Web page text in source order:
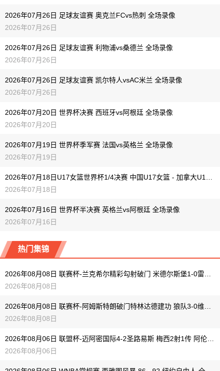
2026年07月26日 足球友谊赛 奥克兰FCvs热刺 全场录像
2026年07月26日
2026年07月26日 足球友谊赛 利物浦vs桑德兰 全场录像
2026年07月26日
2026年07月26日 足球友谊赛 凯尔特人vsAC米兰 全场录像
2026年07月26日
2026年07月20日 世界杯决赛 西班牙vs阿根廷 全场录像
2026年07月20日
2026年07月19日 世界杯季军赛 法国vs英格兰 全场录像
2026年07月19日
2026年07月18日
2026年07月16日 世界杯半决赛 英格兰vs阿根廷 全场录像
2026年07月16日
热门集锦
2026年08月08日
2026年08月08日
2026年08月06日